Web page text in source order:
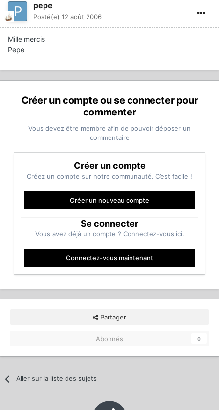
pepe
Posté(e) 12 août 2006
Mille mercis
Pepe
Créer un compte ou se connecter pour
commenter
Vous devez être membre afin de pouvoir déposer un
commentaire
Créer un compte
Créez un compte sur notre communauté. C’est facile !
Créer un nouveau compte
Se connecter
Vous avez déjà un compte ? Connectez-vous ici.
Connectez-vous maintenant
Partager
Abonnés 0
Aller sur la liste des sujets